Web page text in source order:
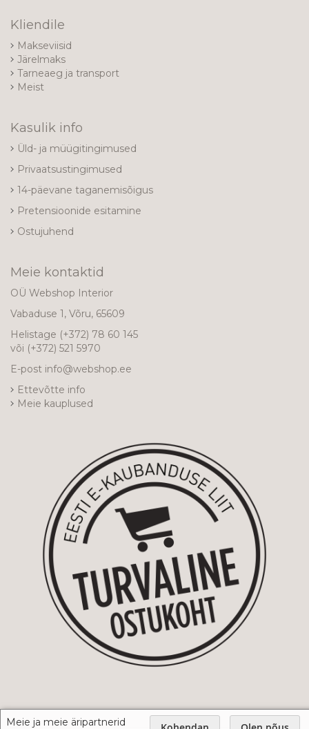
Meie ja meie äripartnerid
Kliendile
Makseviisid
Järelmaks
Tarneaeg ja transport
Meist
Kasulik info
Üld- ja müügitingimused
Privaatsustingimused
14-päevane taganemisõigus
Pretensioonide esitamine
Ostujuhend
Meie kontaktid
OÜ Webshop Interior
Vabaduse 1, Võru, 65609
Helistage (+372) 78 60 145
või (+372) 521 5970
E-post info@webshop.ee
Ettevõtte info
Meie kauplused